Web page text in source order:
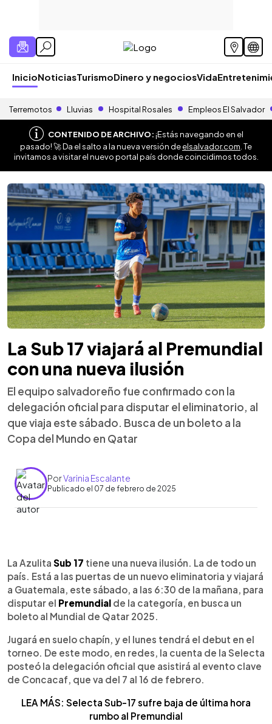
InicioNoticiasTurismoDinero y negociosVida
Terremotos Lluvias Hospital Rosales Empleos El Salvador
CONTENIDO DE ARCHIVO:¡Estás navegando en el
pasado! 🚀 Da el salto a la nueva versión deelsalvador.com . Te
invitamos a visitar el nuevo portal país donde coincidimos todos.
La Sub 17 viajará al Premundial
con una nueva ilusión
El equipo salvadoreño fue confirmado con la
delegación oficial para disputar el eliminatorio, al
que viaja este sábado. Busca de un boleto a la
Copa del Mundo en Qatar
PorVarinia Escalante
Publicado el 07 de febrero de 2025
► Escuchar artículo
La Azulita Sub 17 tiene una nueva ilusión. La de todo un
país. Está a las puertas de un nuevo eliminatoria y viajará
a Guatemala, este sábado, a las 6:30 de la mañana, para
disputar el Premundial de la categoría, en busca un
boleto al Mundial de Qatar 2025.
Jugará en suelo chapín, y el lunes tendrá el debut en el
torneo. De este modo, en redes, la cuenta de la Selecta
posteó la delegación oficial que asistirá al evento clave
de Concacaf, que va del 7 al 16 de febrero.
LEA MÁS: Selecta Sub-17 sufre baja de última hora
rumbo al Premundial